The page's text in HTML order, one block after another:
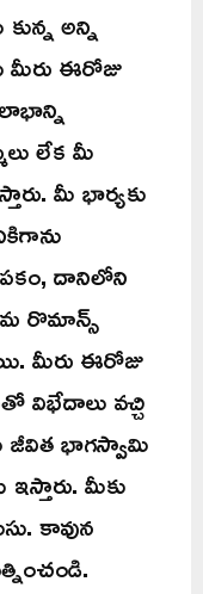
అన్ని
మీరు ఈరోజు
లేక మీ
మీ భార్యకు
దానిలోని
రొమాన్స్
మీరు ఈరోజు
విభేదాలు వచ్చి
భాగస్వామి
మీకు
కావున